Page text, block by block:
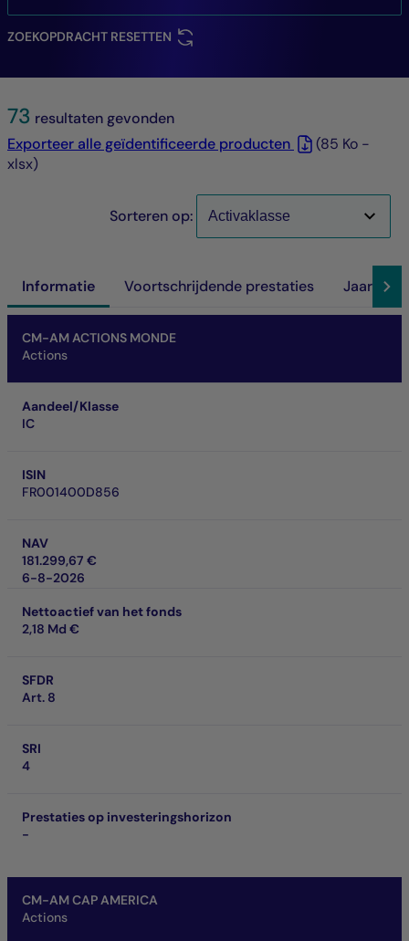
ZOEKOPDRACHT RESETTEN
73 resultaten gevonden
Exporteer alle geïdentificeerde producten
(85 Ko -
xlsx)
Sorteren op:
Informatie Voortschrijdende prestaties
CM-AM ACTIONS MONDE
Actions
Aandeel/Klasse
IC
ISIN
FR001400D856
NAV
181.299,67 €
6-8-2026
Nettoactief van het fonds
2,18 Md €
SFDR
Art. 8
SRI
4
Prestaties op investeringshorizon
-
CM-AM CAP AMERICA
Actions